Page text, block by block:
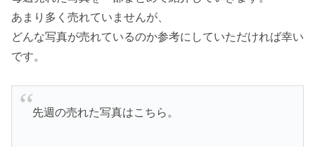
あまり多く売れていませんが、
どんな写真が売れているのか参考にしていただければ幸い
です。
先週の売れた写真はこちら。